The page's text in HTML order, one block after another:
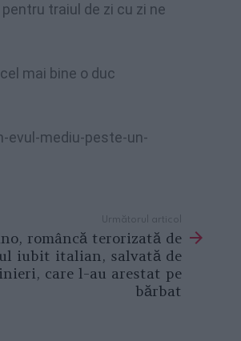
traiul de zi cu zi ne
mai bine o duc
evul-mediu-peste-un-
Următorul articol
româncă terorizată de
iubit italian, salvată de
care l-au arestat pe
bărbat